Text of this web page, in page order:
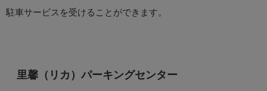
駐車サービスを受けることができます。
里馨（リカ）パーキングセンター